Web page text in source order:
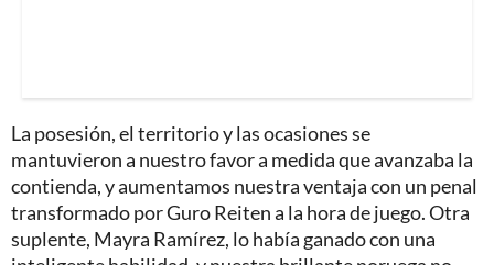
La posesión, el territorio y las ocasiones se
mantuvieron a nuestro favor a medida que avanzaba la
contienda, y aumentamos nuestra ventaja con un penal
transformado por Guro Reiten a la hora de juego. Otra
suplente, Mayra Ramírez, lo había ganado con una